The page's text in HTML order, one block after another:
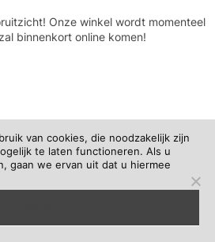
Onze winkel wordt momenteel
binnenkort online komen!
van cookies, die noodzakelijk zijn
te laten functioneren. Als u
gaan we ervan uit dat u hiermee